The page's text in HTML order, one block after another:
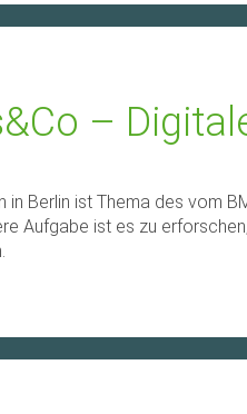
–
in Berlin ist Thema des vom
Aufgabe ist es zu